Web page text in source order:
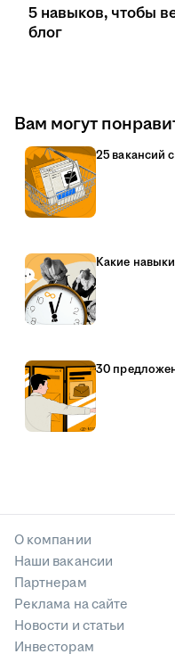
5 навыков, чтобы
блог
Вам могут
25 вакансий
Какие
30
О компании
Наши вакансии
Партнерам
Реклама на сайте
Новости и статьи
Инвесторам